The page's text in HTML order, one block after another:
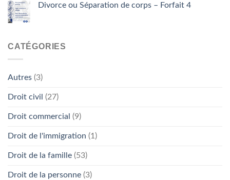
Divorce ou Séparation de corps – Forfait 4
CATÉGORIES
Autres (3)
Droit civil (27)
Droit commercial (9)
Droit de l'immigration (1)
Droit de la famille (53)
Droit de la personne (3)